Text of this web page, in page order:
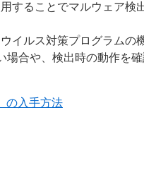
することでマルウェア検
イルス対策プログラム
場合や、検出時の動作を
の入手方法